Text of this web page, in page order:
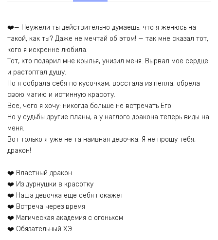
❤️— Неужели ты действительно думаешь, что я женюсь на
такой, как ты? Даже не мечтай об этом! — так мне сказал тот,
кого я искренне любила.
Тот, кто подарил мне крылья, унизил меня. Вырвал мое сердце
и растоптал душу.
Но я собрала себя по кусочкам, восстала из пепла, обрела
свою магию и истинную красоту.
Все, чего я хочу: никогда больше не встречать Его!
Но у судьбы другие планы, а у наглого дракона теперь виды на
меня.
Вот только я уже не та наивная девочка. Я не прощу тебя,
дракон!
❤️ Властный дракон
❤️ Из дурнушки в красотку
❤️ Наша девочка еще себя покажет
❤️ Встреча через время
❤️ Магическая академия с огоньком
❤️ Обязательный ХЭ